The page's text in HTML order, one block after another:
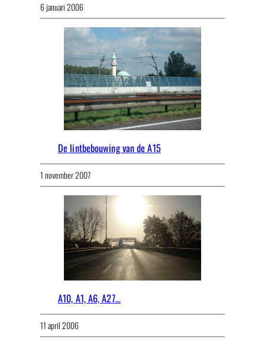
6 januari 2006
De lintbebouwing van de A15
1 november 2007
A10, A1, A6, A27…
11 april 2006